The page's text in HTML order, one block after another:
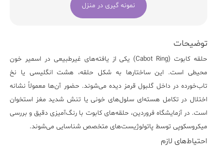
توضیحات
حلقه کابوت (Cabot Ring) یکی از یافته‌های غیرطبیعی در اسمیر خون
محیطی است. این ساختارها به شکل حلقه، هشت انگلیسی یا نخ
تاب‌خورده در داخل گلبول قرمز دیده می‌شوند. حضور آن‌ها معمولاً نشانه
اختلال در تکامل هسته‌ای سلول‌های خونی یا تنش شدید مغز استخوان
است. در آزمایشگاه فروردین، حلقه‌های کابوت با رنگ‌آمیزی دقیق و بررسی
میکروسکوپی توسط پاتولوژیست‌های متخصص شناسایی می‌شوند.
احتیاط‌های لازم
نمونه گیری در منزل